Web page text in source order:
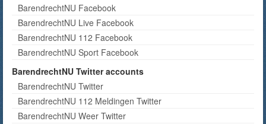
BarendrechtNU Facebook
BarendrechtNU Live Facebook
BarendrechtNU 112 Facebook
BarendrechtNU Sport Facebook
BarendrechtNU Twitter accounts
BarendrechtNU Twitter
BarendrechtNU 112 Meldingen Twitter
BarendrechtNU Weer Twitter